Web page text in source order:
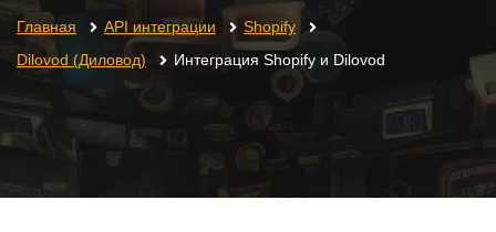
Главная API интеграции
Shopify
Dilovod (Диловод)
Интеграция Shopify и Dilovod